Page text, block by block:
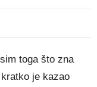
toga što zna
je kazao